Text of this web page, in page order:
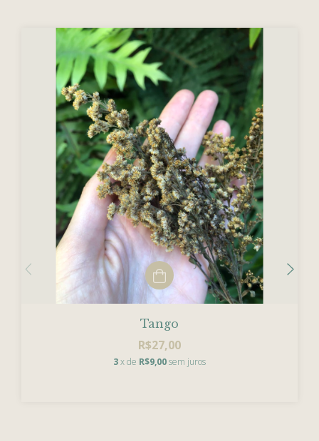
Tango
R$27,00
3x de R$9,00sem juros